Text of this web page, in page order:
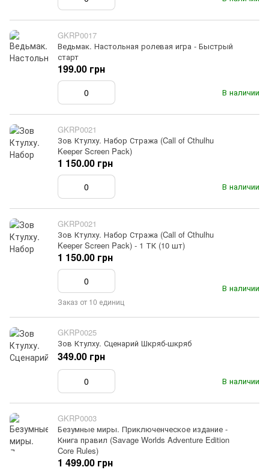
GKRP0017
Ведьмак. Настольная ролевая игра - Быстрый
старт
В наличии
199.00 грн
GKRP0021
Зов Ктулху. Набор Стража (Call of Cthulhu
Keeper Screen Pack)
В наличии
1 150.00 грн
GKRP0021
Зов Ктулху. Набор Стража (Call of Cthulhu
Keeper Screen Pack) - 1 ТК (10 шт)
В наличии
1 150.00 грн
Заказ от 10 единиц
GKRP0025
Зов Ктулху. Сценарий Шкряб-шкряб
В наличии
349.00 грн
GKRP0003
Безумные миры. Приключенческое издание -
Книга правил (Savage Worlds Adventure Edition
Core Rules)
1 499.00 грн